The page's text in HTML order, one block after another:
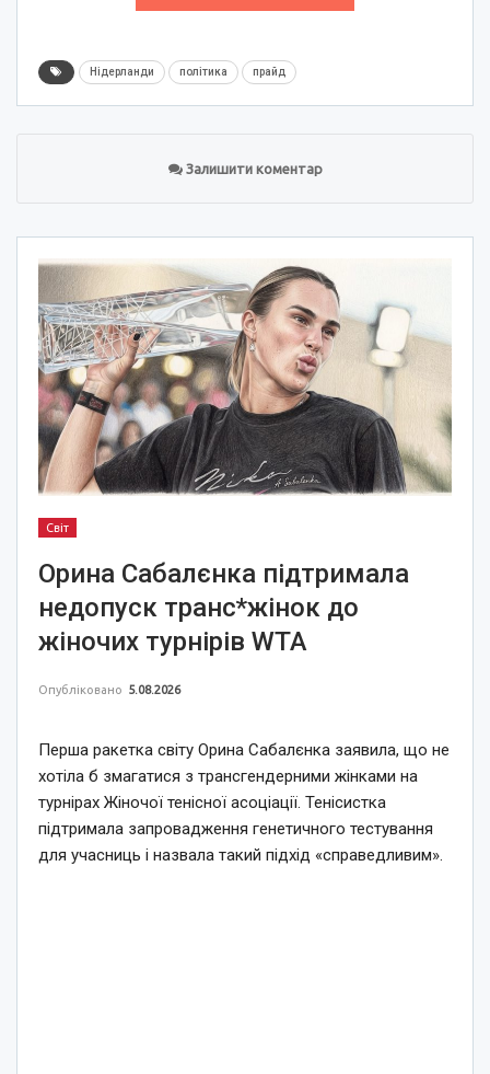
Нідерланди політика прайд
Залишити коментар
Світ
Орина Сабалєнка підтримала
недопуск транс*жінок до
жіночих турнірів WTA
Опубліковано 5.08.2026
Перша ракетка світу Орина Сабалєнка заявила, що не
хотіла б змагатися з трансгендерними жінками на
турнірах Жіночої тенісної асоціації. Тенісистка
підтримала запровадження генетичного тестування
для учасниць і назвала такий підхід «справедливим».